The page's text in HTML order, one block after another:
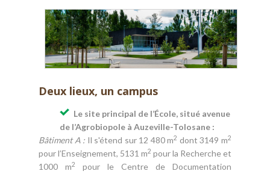
Deux lieux, un campus
Le site principal de l’École, situé avenue
de l’Agrobiopole à Auzeville-Tolosane :
Bâtiment A : Il s'étend sur 12 480 m2 dont 3149 m2
pour l’Enseignement, 5131 m2 pour la Recherche et
1000 m2
pour le Centre de Documentation